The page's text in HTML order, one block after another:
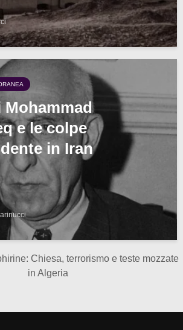
Mohammad
e le colpe
in Iran
Chiesa, terrorismo e teste mozzate
in Algeria